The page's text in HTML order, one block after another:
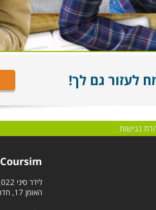
לעזור גם לך!
נגישות
Coursim
לידר סיני 2022 בע"מ (קורסים)
האומן 17, חדרה